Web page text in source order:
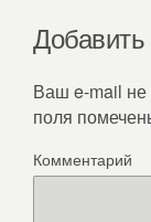
Ваш e-mail не
поля
Комментарий